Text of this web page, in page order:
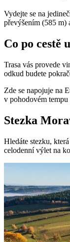
Vydejte se na
převýšením (585
Co po cestě
Trasa vás provede
odkud budete
Zde se napojuje na
v pohodovém tempu
Stezka
Hledáte stezku,
celodenní výlet na